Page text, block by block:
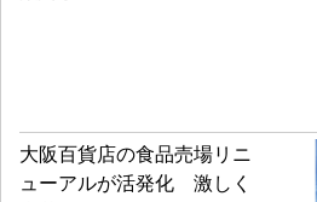
大阪百貨店の食品売場リニ
ューアルが活発化 激しく